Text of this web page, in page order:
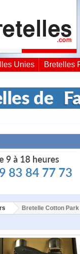
Unies Bretelles
Bretelle Cotton